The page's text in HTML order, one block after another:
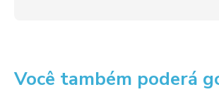
Você também poderá